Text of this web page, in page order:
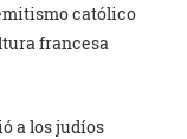
católico
francesa
a los judíos